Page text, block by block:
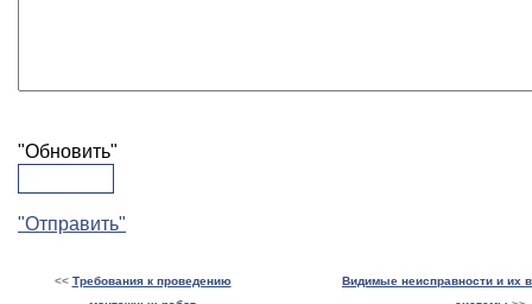
"Обновить"
"Отправить"
<< Требования к проведению
Видимые неисправности и их